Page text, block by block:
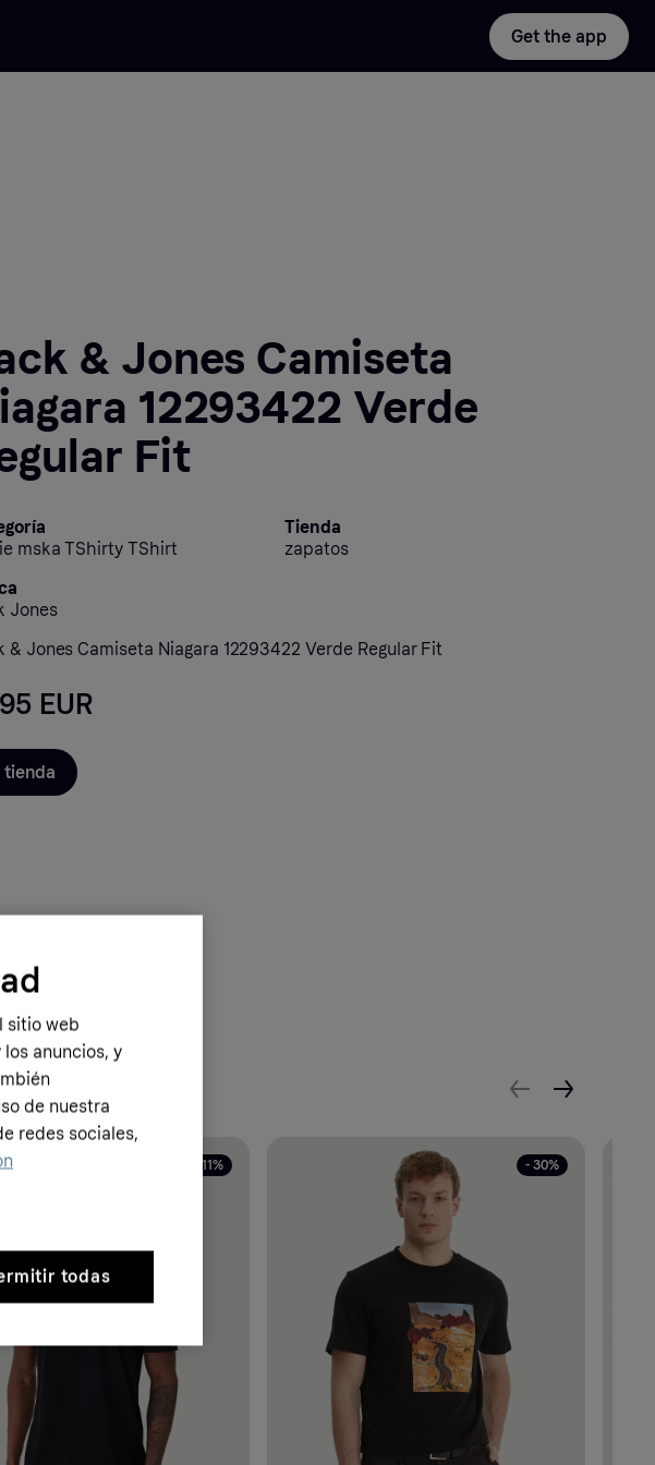
Get the app
& Jones Camiseta
12293422 Verde
Fit
mska TShirty TShirt
Tienda
zapatos
Jones
& Jones Camiseta Niagara 12293422 Verde Regular Fit
EUR
tienda
- 11% - 30%
sitio web
anuncios, y
de nuestra
redes sociales,
todas